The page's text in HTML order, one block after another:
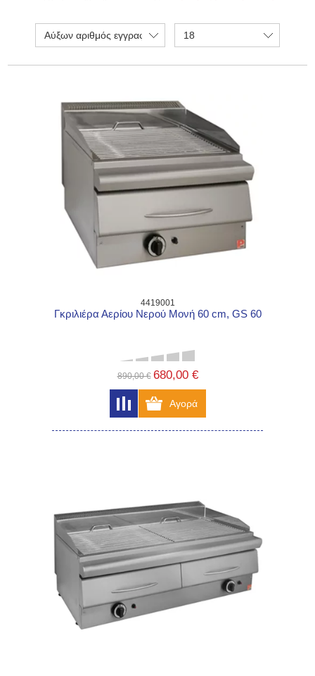
Αύξων αριθμός εγγραφής 18
4419001
Γκριλιέρα Αερίου Νερού Μονή 60 cm, GS 60
890,00 € 680,00 €